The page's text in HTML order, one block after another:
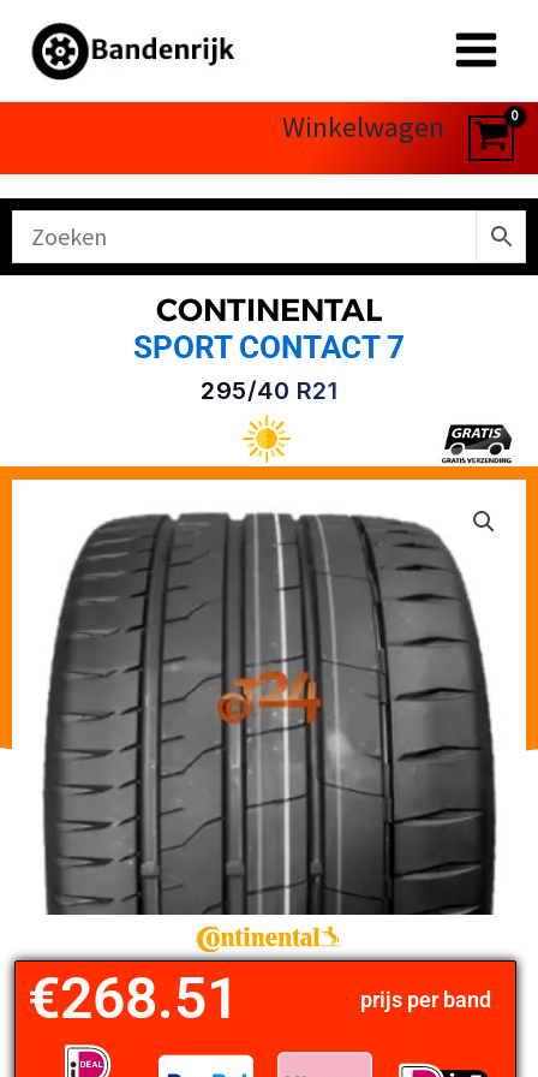
naar
Winkelwagen
CONTINENTAL
SPORT CONTACT 7
295/40 R21
prijs per band
€268.51